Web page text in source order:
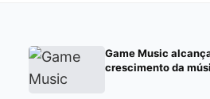
Game Music
crescimento da